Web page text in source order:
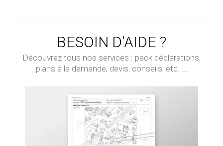
BESOIN D'AIDE ?
Découvrez tous nos services : pack déclarations,
plans à la demande, devis, conseils, etc. ...